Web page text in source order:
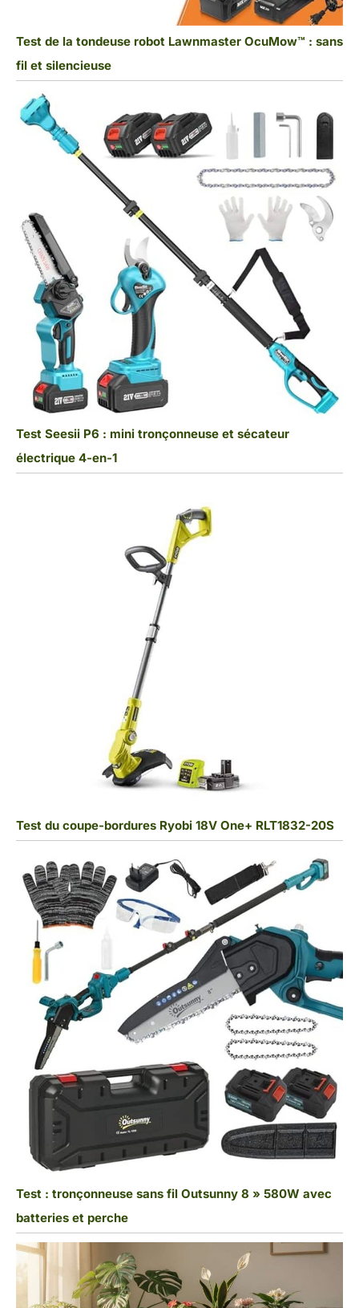
Test de la tondeuse robot Lawnmaster OcuMow™ : sans
fil et silencieuse
Test Seesii P6 : mini tronçonneuse et sécateur
électrique 4-en-1
Test du coupe-bordures Ryobi 18V One+ RLT1832-20S
Test : tronçonneuse sans fil Outsunny 8 » 580W avec
batteries et perche